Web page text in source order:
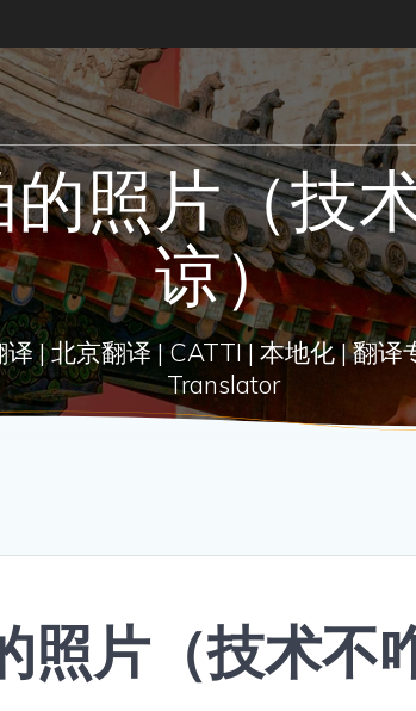
照片（技
谅）
| 北京翻译 | CATTI | 本地化 | 翻
Translator
照片（技术不